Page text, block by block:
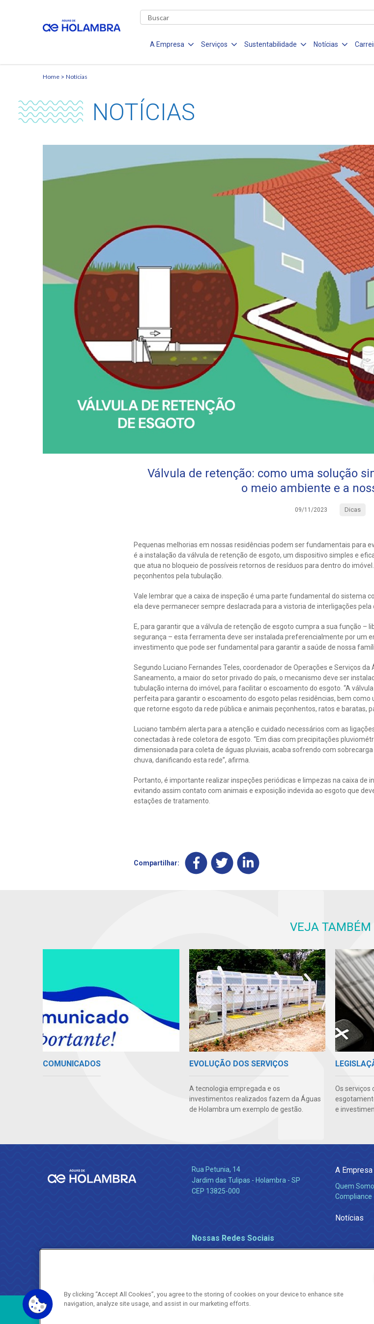
A Empresa Serviços Sustentabilidade Notícias
Home Notícias
NOTÍCIAS
Válvula de retenção: como uma solução
o meio ambiente e a
09/11/2023 Dicas
Pequenas melhorias em nossas residências podem ser fundamentais para
é a instalação da válvula de retenção de esgoto, um dispositivo simples e
que atua no bloqueio de possíveis retornos de resíduos para dentro do
peçonhentos pela tubulação.
Vale lembrar que a caixa de inspeção é uma parte fundamental do sistema
ela deve permanecer sempre deslacrada para a vistoria de interligações pela
E, para garantir que a válvula de retenção de esgoto cumpra a sua função –
segurança – esta ferramenta deve ser instalada preferencialmente por um
investimento que pode ser fundamental para garantir a saúde de nossa
Segundo Luciano Fernandes Teles, coordenador de Operações e Serviços
Saneamento, a maior do setor privado do país, o mecanismo deve ser
tubulação interna do imóvel, para facilitar o escoamento do esgoto. “A
perfeita para garantir o escoamento do esgoto pelas residências, bem
que retorne esgoto da rede pública e animais peçonhentos, ratos e baratas,
Luciano também alerta para a atenção e cuidado necessários com as
conectadas à rede coletora de esgoto. “Em dias com precipitações
dimensionada para coleta de águas pluviais, acaba sofrendo com
chuva, danificando esta rede”, afirma.
Portanto, é importante realizar inspeções periódicas e limpezas na caixa de
evitando assim contato com animais e exposição indevida ao esgoto que
estações de tratamento.
Compartilhar:
VEJA TAMBÉM
COMUNICADOS EVOLUÇÃO DOS SERVIÇOS
A tecnologia empregada e os
investimentos realizados fazem da Águas
de Holambra um exemplo de gestão.
Os serviços
e
Rua Petunia, 14
Jardim das Tulipas - Holambra - SP
CEP 13825-000
Nossas Redes Sociais
A Empresa
Quem
Compliance
Notícias
Copyright ® 2026 - Todos
By clicking “Accept All Cookies”, you agree to the storing of cookies on your device to enhance site
navigation, analyze site usage, and assist in our marketing efforts.